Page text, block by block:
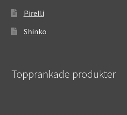
Pirelli
Shinko
Topprankade produkter